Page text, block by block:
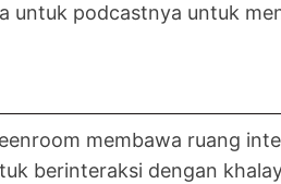
untuk podcastnya untuk
membawa ruang
berinteraksi dengan